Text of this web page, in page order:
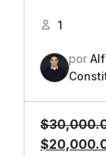
1
por
$
El
$